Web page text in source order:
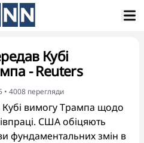
Кубі
- Reuters
• 4008 перегляди
вимогу Трампа щодо
США обіцяють
фундаментальних змін в